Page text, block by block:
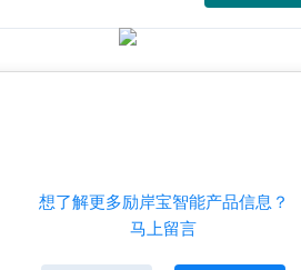
想了解更多励岸宝智能产品信息？
马上留言